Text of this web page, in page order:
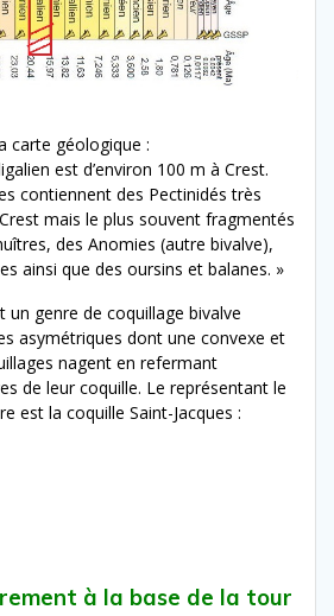
carte géologique :
est d’environ 100 m à Crest.
contiennent des Pectinidés très
mais le plus souvent fragmentés
des Anomies (autre bivalve),
ainsi que des oursins et balanes. »
un genre de coquillage bivalve
asymétriques dont une convexe et
nagent en refermant
de leur coquille. Le représentant le
est la coquille Saint-Jacques :
à la base de la tour